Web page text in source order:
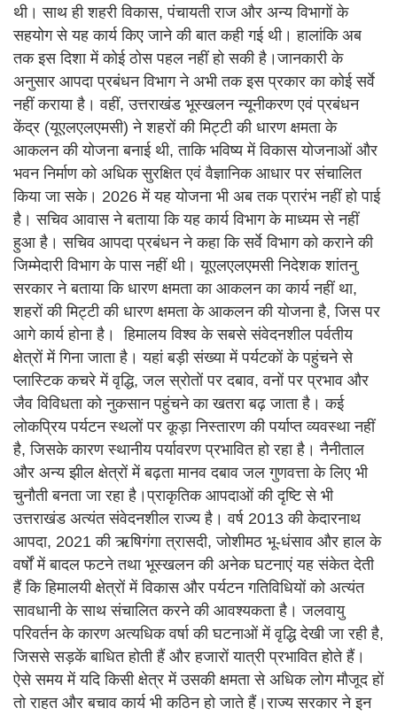
थी। साथ ही शहरी विकास, पंचायती राज और अन्य विभागों के
सहयोग से यह कार्य किए जाने की बात कही गई थी। हालांकि अब
तक इस दिशा में कोई ठोस पहल नहीं हो सकी है।जानकारी के
अनुसार आपदा प्रबंधन विभाग ने अभी तक इस प्रकार का कोई सर्वे
नहीं कराया है। वहीं, उत्तराखंड भूस्खलन न्यूनीकरण एवं प्रबंधन
केंद्र (यूएलएलएमसी) ने शहरों की मिट्टी की धारण क्षमता के
आकलन की योजना बनाई थी, ताकि भविष्य में विकास योजनाओं और
भवन निर्माण को अधिक सुरक्षित एवं वैज्ञानिक आधार पर संचालित
किया जा सके। 2026 में यह योजना भी अब तक प्रारंभ नहीं हो पाई
है। सचिव आवास ने बताया कि यह कार्य विभाग के माध्यम से नहीं
हुआ है। सचिव आपदा प्रबंधन ने कहा कि सर्वे विभाग को कराने की
जिम्मेदारी विभाग के पास नहीं थी। यूएलएलएमसी निदेशक शांतनु
सरकार ने बताया कि धारण क्षमता का आकलन का कार्य नहीं था,
शहरों की मिट्टी की धारण क्षमता के आकलन की योजना है, जिस पर
आगे कार्य होना है। हिमालय विश्व के सबसे संवेदनशील पर्वतीय
क्षेत्रों में गिना जाता है। यहां बड़ी संख्या में पर्यटकों के पहुंचने से
प्लास्टिक कचरे में वृद्धि, जल स्रोतों पर दबाव, वनों पर प्रभाव और
जैव विविधता को नुकसान पहुंचने का खतरा बढ़ जाता है। कई
लोकप्रिय पर्यटन स्थलों पर कूड़ा निस्तारण की पर्याप्त व्यवस्था नहीं
है, जिसके कारण स्थानीय पर्यावरण प्रभावित हो रहा है। नैनीताल
और अन्य झील क्षेत्रों में बढ़ता मानव दबाव जल गुणवत्ता के लिए भी
चुनौती बनता जा रहा है।प्राकृतिक आपदाओं की दृष्टि से भी
उत्तराखंड अत्यंत संवेदनशील राज्य है। वर्ष 2013 की केदारनाथ
आपदा, 2021 की ऋषिगंगा त्रासदी, जोशीमठ भू-धंसाव और हाल के
वर्षों में बादल फटने तथा भूस्खलन की अनेक घटनाएं यह संकेत देती
हैं कि हिमालयी क्षेत्रों में विकास और पर्यटन गतिविधियों को अत्यंत
सावधानी के साथ संचालित करने की आवश्यकता है। जलवायु
परिवर्तन के कारण अत्यधिक वर्षा की घटनाओं में वृद्धि देखी जा रही है,
जिससे सड़कें बाधित होती हैं और हजारों यात्री प्रभावित होते हैं।
ऐसे समय में यदि किसी क्षेत्र में उसकी क्षमता से अधिक लोग मौजूद हों
तो राहत और बचाव कार्य भी कठिन हो जाते हैं।राज्य सरकार ने इन